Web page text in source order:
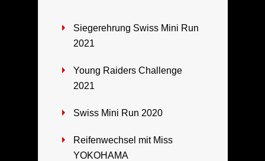
Siegerehrung Swiss Mini Run
2021
Young Raiders Challenge
2021
Swiss Mini Run 2020
Reifenwechsel mit Miss
YOKOHAMA